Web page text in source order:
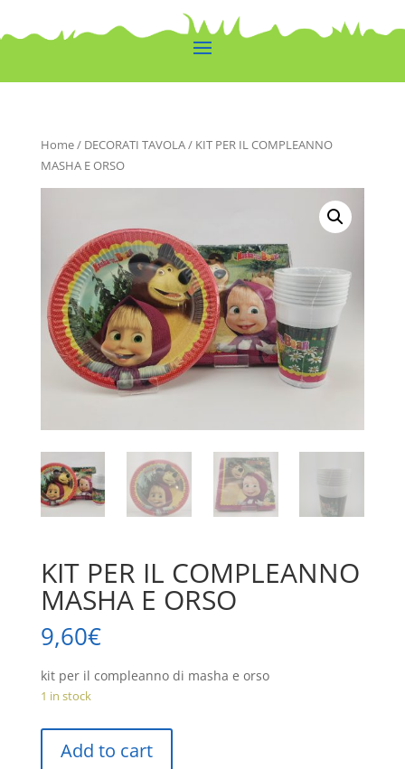
Home/ DECORATI TAVOLA/ KIT PER IL COMPLEANNO
MASHA E ORSO
KIT PER IL COMPLEANNO
MASHA E ORSO
9,60€
kit per il compleanno di masha e orso
1 in stock
PERAdd to cart